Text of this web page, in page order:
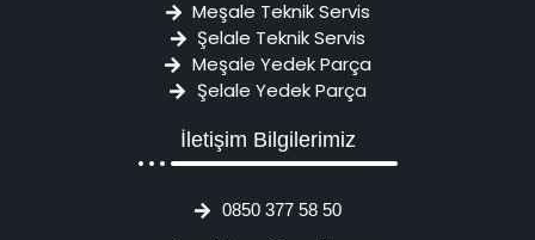
Meşale Teknik Servis
Şelale Teknik Servis
Meşale Yedek Parça
Şelale Yedek Parça
İletişim Bilgilerimiz
0850 377 58 50